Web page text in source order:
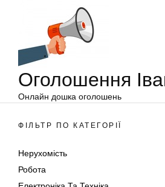
Оголошення
Онлайн дошка оголошень
ФІЛЬТР ПО КАТЕГОРІЇ
Нерухомість
Робота